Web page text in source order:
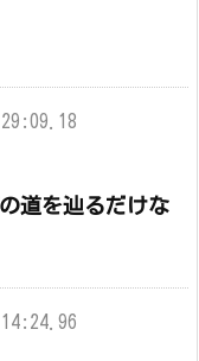
道を辿るだけな